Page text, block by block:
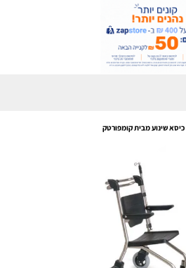
כיסא שינוע מבית קומפורטק